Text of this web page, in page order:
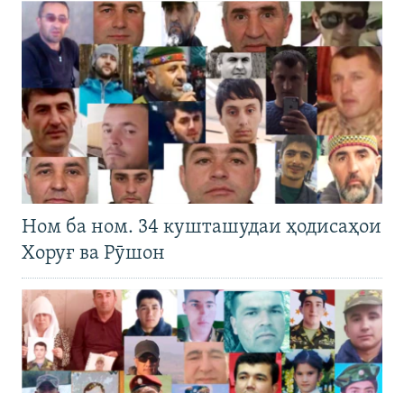
Ном ба ном. 34 кушташудаи ҳодисаҳои
Хоруғ ва Рӯшон